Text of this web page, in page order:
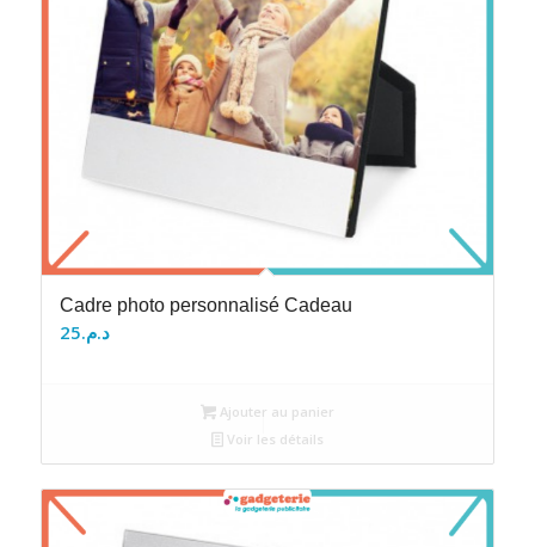
Cadre photo personnalisé Cadeau
د.م.25
Ajouter au panier
Voir les détails